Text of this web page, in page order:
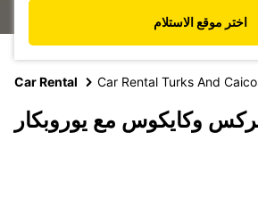
اختر موقع الاستلام
Car Rental Car Rental Turks And
وكايكوس مع يوروبكار